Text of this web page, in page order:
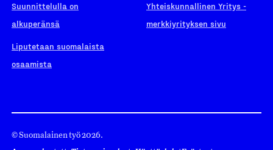
Suunnittelulla on
alkuperänsä
Liputetaan suomalaista
osaamista
Yhteiskunnallinen Yritys -
merkkiyrityksen sivu
© Suomalainen työ 2026.